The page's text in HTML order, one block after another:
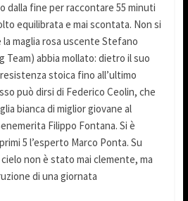
dalla fine per raccontare 55 minuti
equilibrata e mai scontata. Non si
maglia rosa uscente Stefano
Team) abbia mollato: dietro il suo
stoica fino all’ultimo
può dirsi di Federico Ceolin, che
bianca di miglior giovane al
Filippo Fontana. Si è
5 l’esperto Marco Ponta. Su
non è stato mai clemente, ma
di una giornata